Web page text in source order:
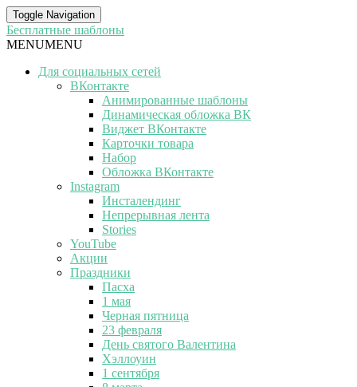
Toggle Navigation
Бесплатные шаблоны
MENUMENU
Для социальных сетей
ВКонтакте
Анимированные шаблоны
Динамическая обложка ВК
Виджет ВКонтакте
Карточки товара
Набор
Обложка ВКонтакте
Instagram
Инсталендинг
Непрерывная лента
Stories
YouTube
Акции
Праздники
Пасха
1 мая
Черная пятница
23 февраля
День святого Валентина
Хэллоуин
1 сентября